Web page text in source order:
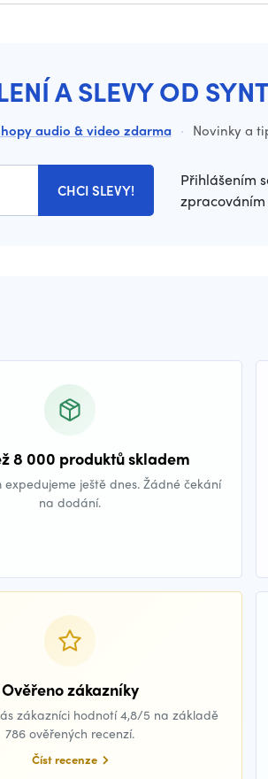
A SLEVY OD
audio & video zdarma · Novinky a
CHCI SLEVY!
Přihlášením
8 000 produktů skladem
expedujeme ještě dnes. Žádné čekání
na dodání.
Ověřeno zákazníky
zákazníci hodnotí 4,8/5 na základě
786 ověřených recenzí.
Číst recenze